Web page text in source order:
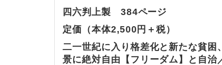
四六判上製 384ページ
定価（本体2,500円＋税）
二一世紀に入り格差化と新たな貧
景に絶対自由【フリーダム】と自治